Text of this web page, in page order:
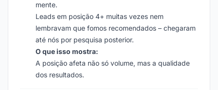
mente.
Leads em posição 4+ muitas vezes nem
lembravam que fomos recomendados – chegaram
até nós por pesquisa posterior.
O que isso mostra:
A posição afeta não só volume, mas a qualidade
dos resultados.